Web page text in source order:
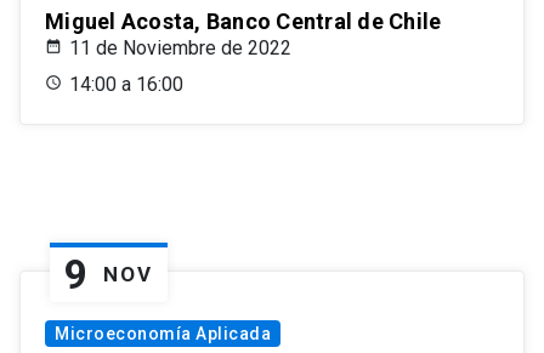
Miguel Acosta, Banco Central de Chile
11 de Noviembre de 2022
14:00 a 16:00
9 NOV
Microeconomía Aplicada